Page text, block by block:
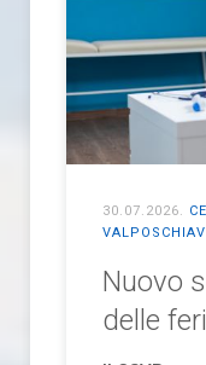
30.07.2026.
Nuovo
delle